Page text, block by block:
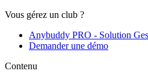
Vous gérez un club ?
Anybuddy PRO - Solution
Demander une démo
Contenu